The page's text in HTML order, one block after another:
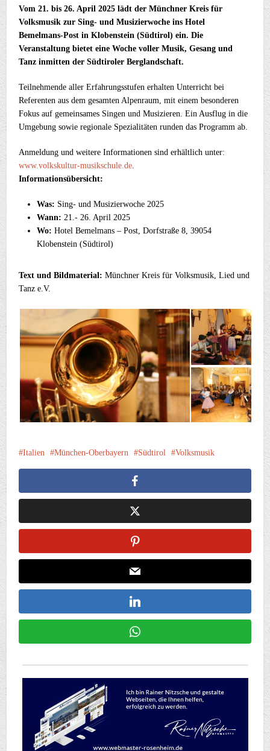
Vom 21. bis 26. April 2025 lädt der Münchner Kreis für
Volksmusik zur Sing- und Musizierwoche ins Hotel
Bemelmans-Post in Klobenstein (Südtirol) ein. Die
Veranstaltung bietet eine Woche voller Musik, Gesang und
Tanz inmitten der Südtiroler Berglandschaft.
Teilnehmende aller Erfahrungsstufen erhalten Unterricht bei
Referenten aus dem gesamten Alpenraum, mit einem besonderen
Fokus auf gemeinsames Singen und Musizieren. Ein Ausflug in die
Umgebung sowie regionale Spezialitäten runden das Programm ab.
Anmeldung und weitere Informationen sind erhältlich unter:
www.volkskultur-musikschule.de
Informationsübersicht:
Was: Sing- und Musizierwoche 2025
Wann: 21.- 26. April 2025
Wo:Hotel Bemelmans – Post, Dorfstraße 8, 39054
Klobenstein (Südtirol)
Text und Bildmaterial: Münchner Kreis für Volksmusik, Lied und
Tanz e.V.
Italien München-Oberbayern Südtirol Volksmusik